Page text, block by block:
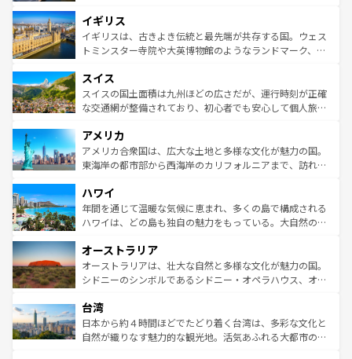
いる。シャンパンの発祥地であるランス、プロヴァンスの
香り高いラベンダー畑など、多彩な楽しみ方が可能だ。さ
らに、パリ以外の地域にも魅力が溢れており、どの街角に
れる地方に足を運ぶとそれぞれで全く異なる文化を体験で
きるだろう。 なお、新着のフランス情報はコンテンツ一覧
を参照してほしい。
顔を持つこの国は、どこを歩いても飽きることがない。ベ
ルリンの文化的活気、バイエルン州のアルプスの絶景、そ
してライン川沿いのワイン畑といった風景は必見。ビール
は、お酒好きな人にはぜひ体験してほしい。 なお、新着の
ドイツ情報はコンテンツ一覧を参照してほしい。
イギリス
イギリスは、古きよき伝統と最先端が共存する国。ウェス
トミンスター寺院や大英博物館のようなランドマーク、歴
リアごとに異なる魅力がある。また、優雅なアフタヌーン
ティー、ビール好きにはたまらない英国パブ、サッカー観
戦など、本場だからこそできる体験も豊富。イギリスを旅
ンツ一覧を参照してほしい。
スイス
スイスの国土面積は九州ほどの広さだが、運行時刻が正確
な交通網が整備されており、初心者でも安心して個人旅行
の建物がそのまま残る町や、スイスならではのユニークな
博物館もあり、アルプス観光だけでなく町歩きも満喫する
ことができる。国民の所得が高いため物価も高いが、旅行
ば市内交通費無料で観光を楽しむこともできる。 なお、新
着のスイス情報はコンテンツ一覧 を参照してほしい。
アメリカ
アメリカ合衆国は、広大な土地と多様な文化が魅力の国。
東海岸の都市部から西海岸のカリフォルニアまで、訪れる
のような巨大都市は、観光、ショッピング、エンターテイ
ンメントが詰まった刺激的なスポットだ。一方、アメリカ
西部には大自然が広がり、グランドキャニオンやイエロー
部のニューオーリンズでは、音楽と美食が融合した独特の
文化が魅力。旅行者はアメリカの各地域で異なる魅力を楽
しみながら、その多様性と豊かな歴史を感じることができ
ならではの贅沢な旅のスタイルだ。 なお、新着のアメリカ
情報はコンテンツ一覧を参照してほしい。
ハワイ
年間を通じて温暖な気候に恵まれ、多くの島で構成される
ハワイは、どの島も独自の魅力をもっている。大自然の神
ワイ島は見逃せない。また、定番の観光地といえばオアフ
島だが、静かな自然を求めるならマウイ島やカウアイ島が
おすすめ。エメラルドグリーンに輝く海をはじめ、豊かな
れるおもてなしの心で訪れる人々を迎えてくれるハワイの
人々、おいしいローカルフードやハワイアンミュージッ
ク、伝統的なフラダンスなど、すべてがハワイの魅力を彩
オーストラリア
オーストラリアは、壮大な自然と多様な文化が魅力の国。
シドニーのシンボルであるシドニー・オペラハウス、オー
リアリーフや大陸中央部にそびえるウルル（エアーズロッ
ク）、タスマニアの美しい原生林やケアンズの熱帯雨林な
ど、見どころがたくさん。また、カフェやワイン、オージ
台湾
日本から約４時間ほどでたどり着く台湾は、多彩な文化と
自然が織りなす魅力的な観光地。活気あふれる大都市の台